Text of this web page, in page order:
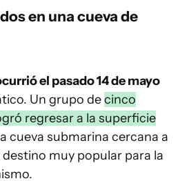
en una cueva de
el pasado 14 de mayo
Un grupo decinco
regresar a la superficie
cueva submarina cercana a
muy popular para la